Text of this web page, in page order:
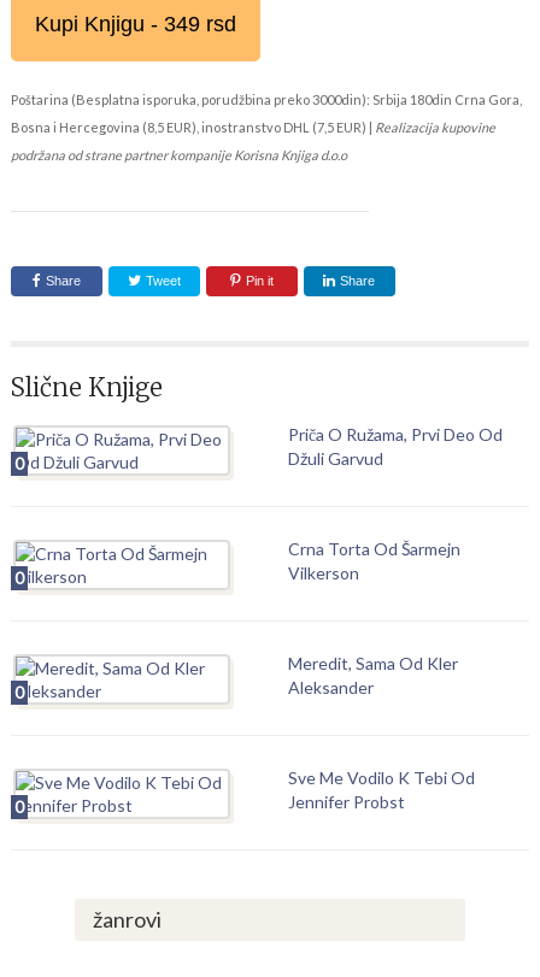
Kupi Knjigu - 349 rsd
Poštarina (Besplatna isporuka, porudžbina preko 3000din): Srbija 180din Crna Gora,
Bosna i Hercegovina (8,5 EUR), inostranstvo DHL (7,5 EUR) | Realizacija kupovine
podržana od strane partner kompanije Korisna Knjiga d.o.o
Share Tweet Pin it Share
Slične Knjige
0
Priča O Ružama, Prvi Deo Od
Džuli Garvud
0
Crna Torta Od Šarmejn
Vilkerson
0
Meredit, Sama Od Kler
Aleksander
0
Sve Me Vodilo K Tebi Od
Jennifer Probst
žanrovi